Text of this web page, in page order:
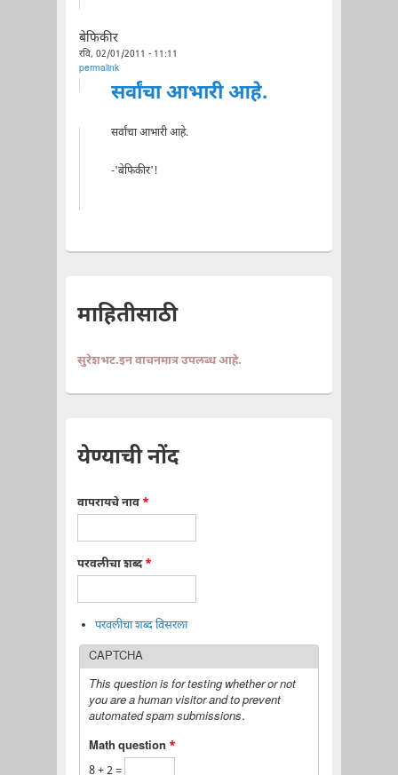
बेफिकीर
रवि, 02/01/2011 - 11:11
permalink
सर्वांचा आभारी आहे.
सर्वांचा आभारी आहे.
-'बेफिकीर'!
माहितीसाठी
सुरेशभट.इन वाचनमात्र उपलब्ध आहे.
येण्याची नोंद
वापरायचे नाव *
परवलीचा शब्द*
परवलीचा शब्द विसरला
CAPTCHA
This question is for testing whether or not
you are a human visitor and to prevent
automated spam submissions.
Math question *
8 + 2 =